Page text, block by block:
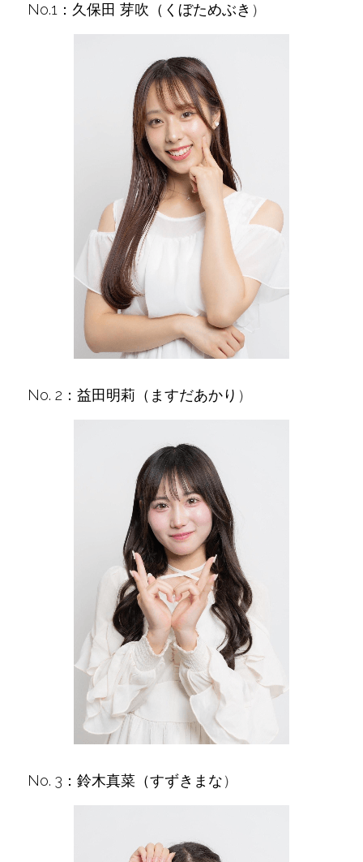
No.1：久保田 芽吹（くぼためぶき ）
No. 2：益田明莉（ますだあかり ）
No. 3：鈴木真菜（すずきまな）